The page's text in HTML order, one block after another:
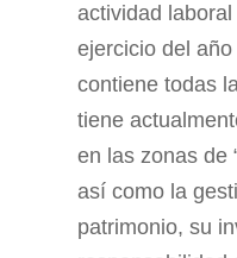
actividad
ejercicio del
contiene todas
tiene
en las zonas de
así como la
patrimonio, su